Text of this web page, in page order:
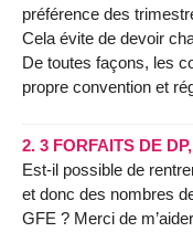
préférence des
Cela évite de devoir
De toutes façons, les
propre convention et
2. 3 FORFAITS DE DP,
Est-il possible de
et donc des nombres
GFE ? Merci de